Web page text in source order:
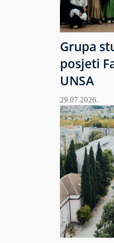
Grupa
posjeti
UNSA
29.07.2026.